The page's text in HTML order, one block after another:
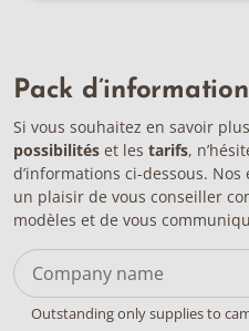
Pack
Si vous souhaitez en savoir
possibilités et les tarifs,
d’informations ci-dessous.
un plaisir de vous conseiller
modèles et de vous
Outstanding only supplies to